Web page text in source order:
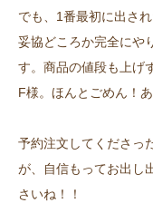
でも、1番最初に出さ
妥協どころか完全にや
す。商品の値段も上げ
F様。ほんとごめん！あ
予約注文してくださっ
が、自信もってお出し
さいね！！